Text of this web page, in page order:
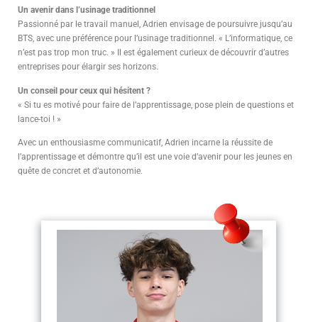
Un avenir dans l’usinage traditionnel
Passionné par le travail manuel, Adrien envisage de poursuivre jusqu’au
BTS, avec une préférence pour l’usinage traditionnel. « L’informatique, ce
n’est pas trop mon truc. » Il est également curieux de découvrir d’autres
entreprises pour élargir ses horizons.
Un conseil pour ceux qui hésitent ?
« Si tu es motivé pour faire de l’apprentissage, pose plein de questions et
lance-toi ! »
Avec un enthousiasme communicatif, Adrien incarne la réussite de
l’apprentissage et démontre qu’il est une voie d’avenir pour les jeunes en
quête de concret et d’autonomie.